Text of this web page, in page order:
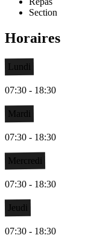
Section
Horaires
Lundi
07:30 - 18:30
Mardi
07:30 - 18:30
Mercredi
07:30 - 18:30
Jeudi
07:30 - 18:30